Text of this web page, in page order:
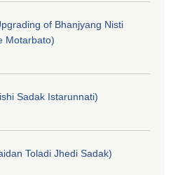
of Bhanjyang Nisti
Motarbato)
Sadak Istarunnati)
Toladi Jhedi Sadak)